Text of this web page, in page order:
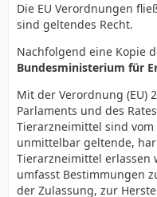
Die EU Verordnungen
sind geltendes Recht.
Nachfolgend eine Kopie
Bundesministerium für
Mit der Verordnung (EU)
Parlaments und des
Tierarzneimittel sind vom
unmittelbar geltende,
Tierarzneimittel erlassen
umfasst Bestimmungen
der Zulassung, zur